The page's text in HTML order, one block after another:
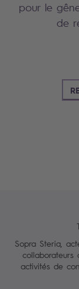
pour le
de
Sopra Steria,
collaborateurs
activités de